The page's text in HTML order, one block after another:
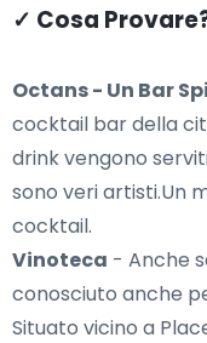
✓ Cosa
Octans - Un Bar
cocktail bar della
drink vengono
sono veri artisti.Un
cocktail.
Vinoteca - Anche
conosciuto anche
Situato vicino a